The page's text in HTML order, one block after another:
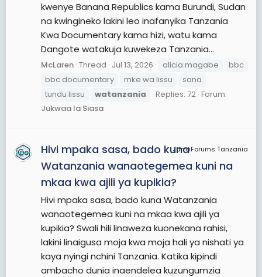
kwenye Banana Republics kama Burundi, Sudan
na kwingineko lakini leo inafanyika Tanzania
Kwa Documentary kama hizi, watu kama
Dangote watakuja kuwekeza Tanzania...
McLaren Thread Jul 13, 2026 alicia magabe
bbc
bbc documentary
mke wa lissu
sana
tundu lissu
watanzania Replies: 72 Forum:
Jukwaa la Siasa
JamiiForums Tanzania
Hivi mpaka sasa, bado kuna
Watanzania wanaotegemea kuni na
mkaa kwa ajili ya kupikia?
Hivi mpaka sasa, bado kuna Watanzania
wanaotegemea kuni na mkaa kwa ajili ya
kupikia? Swali hili linaweza kuonekana rahisi,
lakini linaigusa moja kwa moja hali ya nishati ya
kaya nyingi nchini Tanzania. Katika kipindi
ambacho dunia inaendelea kuzungumzia